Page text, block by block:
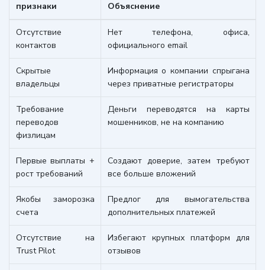
признаки
Объяснение
Отсутствие
контактов
Нет телефона, офиса,
официального email
Скрытые
владельцы
Информация о компании спрыгана
через приватные регистраторы
Требование
переводов
физлицам
Деньги переводятся на карты
мошенников, не на компанию
Первые выплаты +
рост требований
Создают доверие, затем требуют
все больше вложений
Якобы заморозка
счета
Предлог для вымогательства
дополнительных платежей
Отсутствие на
Trust Pilot
Избегают крупных платформ для
отзывов